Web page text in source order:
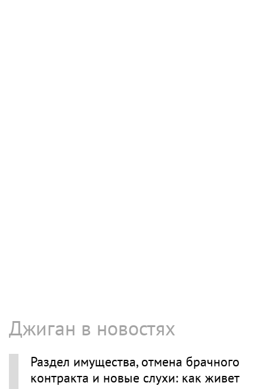
Джиган в новостях
Раздел имущества, отмена брачного
контракта и новые слухи: как живет